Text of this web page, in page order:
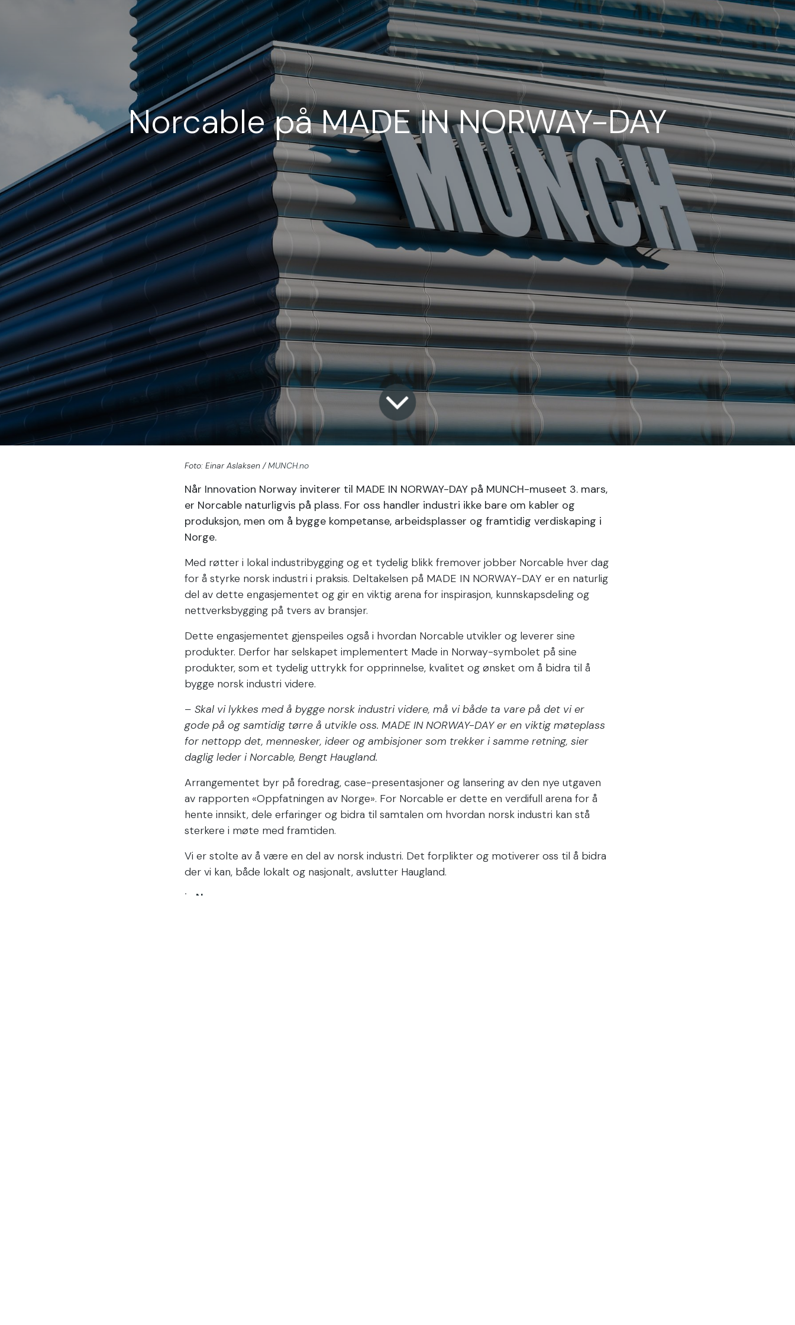
Norcable på MADE IN NORWAY-DAY
Foto: Einar Aslaksen /MUNCH.no
Når Innovation Norway inviterer til MADE IN NORWAY-DAY på MUNCH-museet 3. mars,
er Norcable naturligvis på plass. For oss handler industri ikke bare om kabler og
produksjon, men om å bygge kompetanse, arbeidsplasser og framtidig verdiskaping i
Norge.
Med røtter i lokal industribygging og et tydelig blikk fremover jobber Norcable hver dag
for å styrke norsk industri i praksis. Deltakelsen på MADE IN NORWAY-DAY er en naturlig
del av dette engasjementet og gir en viktig arena for inspirasjon, kunnskapsdeling og
nettverksbygging på tvers av bransjer.
Dette engasjementet gjenspeiles også i hvordan Norcable utvikler og leverer sine
produkter. Derfor har selskapet implementert Made in Norway-symbolet på sine
produkter, som et tydelig uttrykk for opprinnelse, kvalitet og ønsket om å bidra til å
bygge norsk industri videre.
– Skal vi lykkes med å bygge norsk industri videre, må vi både ta vare på det vi er
gode på og samtidig tørre å utvikle oss. MADE IN NORWAY-DAY er en viktig møteplass
for nettopp det, mennesker, ideer og ambisjoner som trekker i samme retning, sier
daglig leder i Norcable, Bengt Haugland.
Arrangementet byr på foredrag, case-presentasjoner og lansering av den nye utgaven
av rapporten «Oppfatningen av Norge». For Norcable er dette en verdifull arena for å
hente innsikt, dele erfaringer og bidra til samtalen om hvordan norsk industri kan stå
sterkere i møte med framtiden.
Vi er stolte av å være en del av norsk industri. Det forplikter og motiverer oss til å bidra
der vi kan, både lokalt og nasjonalt, avslutter Haugland.
in News